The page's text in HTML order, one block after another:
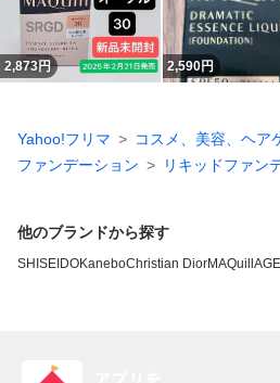
2,873円 2,590円
Yahoo!フリマ コスメ、美容、ヘア
ファンデーション
リキッドファン
他のブランドから探す
SHISEIDOKaneboChristian DiorMAQuillAGE